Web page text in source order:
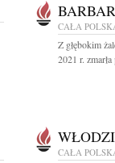
CAŁA
Z głębokim
2021 r.
CAŁA